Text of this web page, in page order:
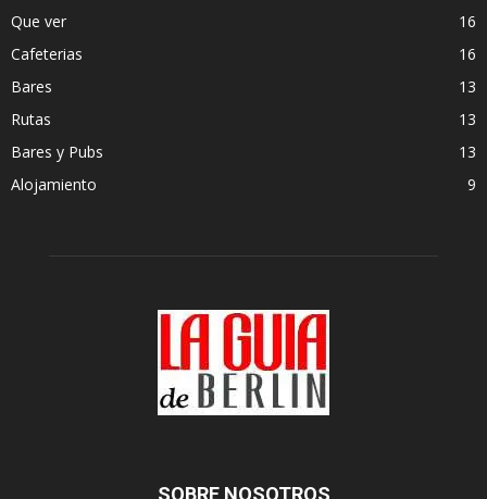
Que ver
16
Cafeterias
16
Bares
13
Rutas
13
Bares y Pubs
13
Alojamiento
9
SOBRE NOSOTROS